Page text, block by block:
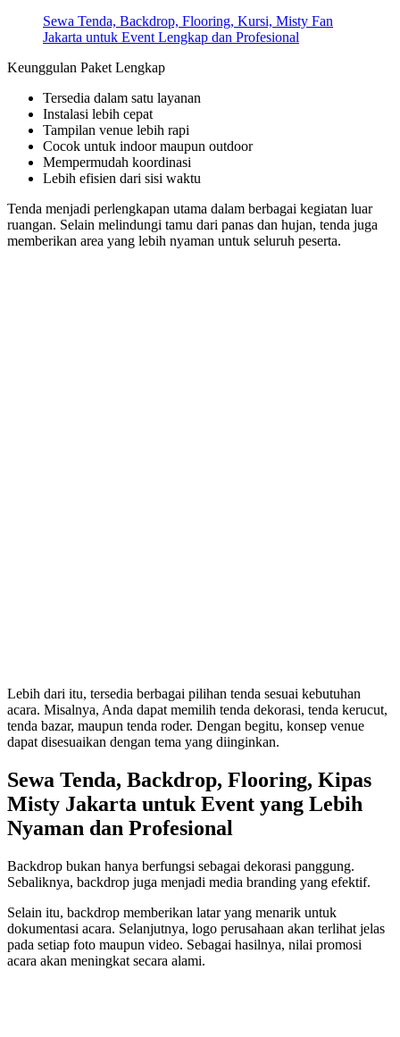
Sewa Tenda, Backdrop, Flooring, Kursi, Misty Fan
Jakarta untuk Event Lengkap dan Profesional
Keunggulan Paket Lengkap
Tersedia dalam satu layanan
Instalasi lebih cepat
Tampilan venue lebih rapi
Cocok untuk indoor maupun outdoor
Mempermudah koordinasi
Lebih efisien dari sisi waktu
Tenda menjadi perlengkapan utama dalam berbagai kegiatan luar
ruangan. Selain melindungi tamu dari panas dan hujan, tenda juga
memberikan area yang lebih nyaman untuk seluruh peserta.
Lebih dari itu, tersedia berbagai pilihan tenda sesuai kebutuhan
acara. Misalnya, Anda dapat memilih tenda dekorasi, tenda kerucut,
tenda bazar, maupun tenda roder. Dengan begitu, konsep venue
dapat disesuaikan dengan tema yang diinginkan.
Sewa Tenda, Backdrop, Flooring, Kipas
Misty Jakarta untuk Event yang Lebih
Nyaman dan Profesional
Backdrop bukan hanya berfungsi sebagai dekorasi panggung.
Sebaliknya, backdrop juga menjadi media branding yang efektif.
Selain itu, backdrop memberikan latar yang menarik untuk
dokumentasi acara. Selanjutnya, logo perusahaan akan terlihat jelas
pada setiap foto maupun video. Sebagai hasilnya, nilai promosi
acara akan meningkat secara alami.